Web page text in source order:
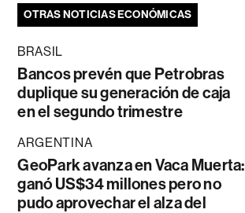
OTRAS NOTICIAS ECONÓMICAS
BRASIL
Bancos prevén que Petrobras
duplique su generación de caja
en el segundo trimestre
ARGENTINA
GeoPark avanza en Vaca Muerta:
ganó US$34 millones pero no
pudo aprovechar el alza del